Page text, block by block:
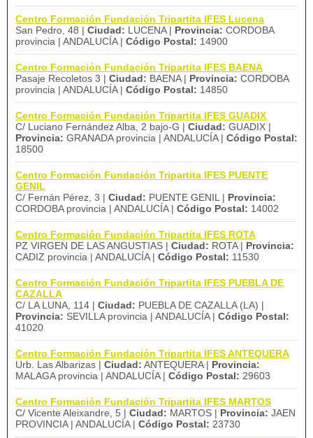
Centro Formación Fundación Tripartita IFES Lucena
San Pedro, 48 | Ciudad: LUCENA | Provincia: CORDOBA
provincia | ANDALUCÍA | Código Postal: 14900
Centro Formación Fundación Tripartita IFES BAENA
Pasaje Recoletos 3 | Ciudad: BAENA | Provincia: CORDOBA
provincia | ANDALUCÍA | Código Postal: 14850
Centro Formación Fundación Tripartita IFES GUADIX
C/ Luciano Fernández Alba, 2 bajo-G | Ciudad: GUADIX |
Provincia: GRANADA provincia | ANDALUCÍA | Código Postal:
18500
Centro Formación Fundación Tripartita IFES PUENTE
GENIL
C/ Fernán Pérez, 3 | Ciudad: PUENTE GENIL | Provincia:
CORDOBA provincia | ANDALUCÍA | Código Postal: 14002
Centro Formación Fundación Tripartita IFES ROTA
PZ VIRGEN DE LAS ANGUSTIAS | Ciudad: ROTA | Provincia:
CADIZ provincia | ANDALUCÍA | Código Postal: 11530
Centro Formación Fundación Tripartita IFES PUEBLA DE
CAZALLA
C/ LA LUNA, 114 | Ciudad: PUEBLA DE CAZALLA (LA) |
Provincia: SEVILLA provincia | ANDALUCÍA | Código Postal:
41020
Centro Formación Fundación Tripartita IFES ANTEQUERA
Urb. Las Albarizas | Ciudad: ANTEQUERA | Provincia:
MALAGA provincia | ANDALUCÍA | Código Postal: 29603
Centro Formación Fundación Tripartita IFES MARTOS
C/ Vicente Aleixandre, 5 | Ciudad: MARTOS | Provincia: JAEN
PROVINCIA | ANDALUCÍA | Código Postal: 23730